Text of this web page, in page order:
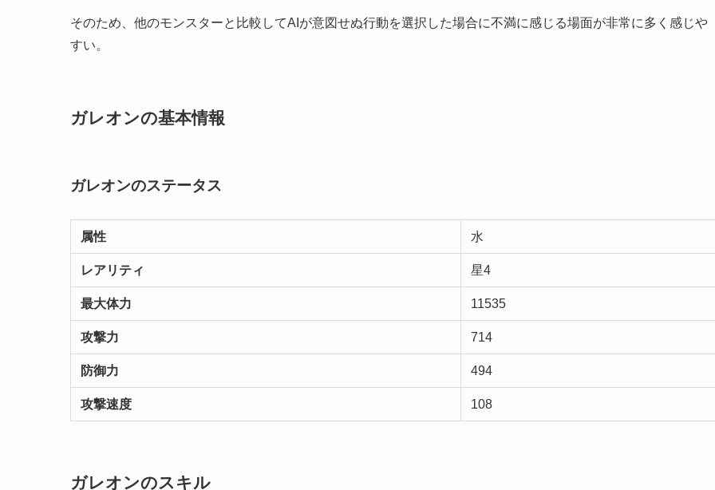
そのため、他のモンスターと比較してAIが意図せぬ行動を選択した場合に不満に感じる場面が非常に多く感じや
すい。
ガレオンの基本情報
ガレオンのステータス
属性 水
レアリティ 星4
最大体力 11535
攻撃力 714
防御力 494
攻撃速度 108
ガレオンのスキル